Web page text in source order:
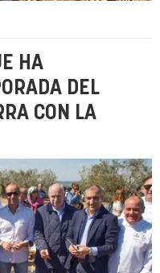
HA
DEL
CON LA